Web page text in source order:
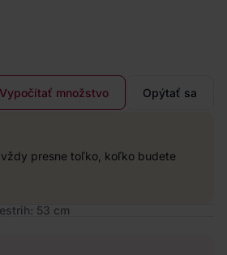
Vypočítať množstvo Opýtať sa
presne toľko, koľko budete
53 cm